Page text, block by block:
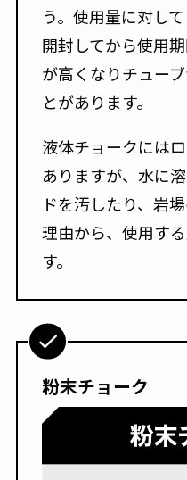
う。使用量に対し
開封してから使用
が高くなりチュー
とがあります。
液体チョークには
ありますが、水に
ドを汚したり、岩
理由から、使用す
す。
粉末チョーク